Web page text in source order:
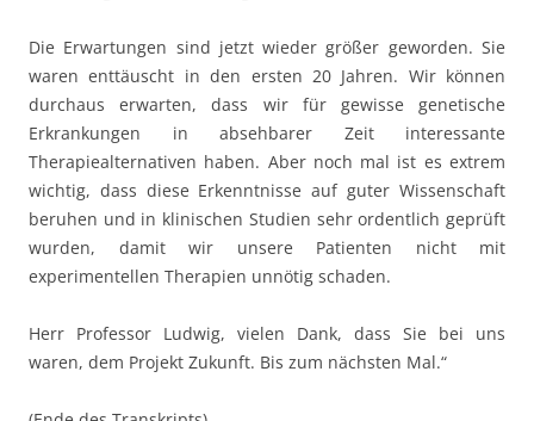
Die Erwartungen sind jetzt wieder größer geworden. Sie
waren enttäuscht in den ersten 20 Jahren. Wir können
durchaus erwarten, dass wir für gewisse genetische
Erkrankungen in absehbarer Zeit interessante
Therapiealternativen haben. Aber noch mal ist es extrem
wichtig, dass diese Erkenntnisse auf guter Wissenschaft
beruhen und in klinischen Studien sehr ordentlich geprüft
wurden, damit wir unsere Patienten nicht mit
experimentellen Therapien unnötig schaden.
Herr Professor Ludwig, vielen Dank, dass Sie bei uns
waren, dem Projekt Zukunft. Bis zum nächsten Mal.“